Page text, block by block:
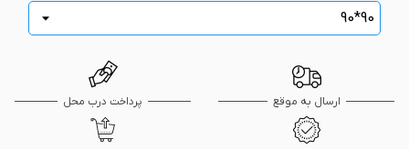
ارسال به موقع پرداخت درب محل